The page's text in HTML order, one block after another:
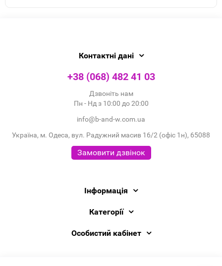
Контактні дані
+38 (068) 482 41 03
Дзвоніть нам
Пн - Нд з 10:00 до 20:00
info@b-and-w.com.ua
Україна, м. Одеса, вул. Радужний масив 16/2 (офіс 1н), 65088
Замовити дзвінок
Інформація
Категорії
Особистий кабінет